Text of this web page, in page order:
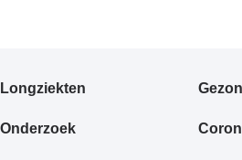
Primair
Longziekten
Onderzoek